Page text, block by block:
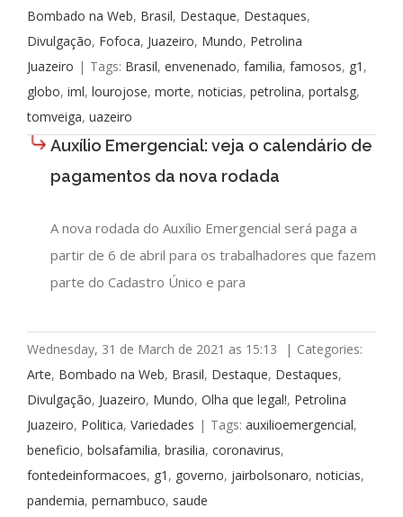
Bombado na Web, Brasil, Destaque, Destaques,
Divulgação, Fofoca, Juazeiro, Mundo, Petrolina
Juazeiro | Tags: Brasil, envenenado, familia, famosos, g1 ,
globo, iml, lourojose, morte, noticias, petrolina, portalsg,
tomveiga, uazeiro
Auxílio Emergencial: veja o calendário de
pagamentos da nova rodada
A nova rodada do Auxílio Emergencial será paga a
partir de 6 de abril para os trabalhadores que fazem
parte do Cadastro Único e para
Wednesday, 31 de March de 2021 as 15:13 | Categories:
Arte, Bombado na Web, Brasil, Destaque, Destaques,
Divulgação, Juazeiro, Mundo, Olha que legal!, Petrolina
Juazeiro, Politica, Variedades | Tags: auxilioemergencial,
beneficio, bolsafamilia, brasilia, coronavirus,
fontedeinformacoes, g1 , governo, jairbolsonaro, noticias,
pandemia, pernambuco, saude